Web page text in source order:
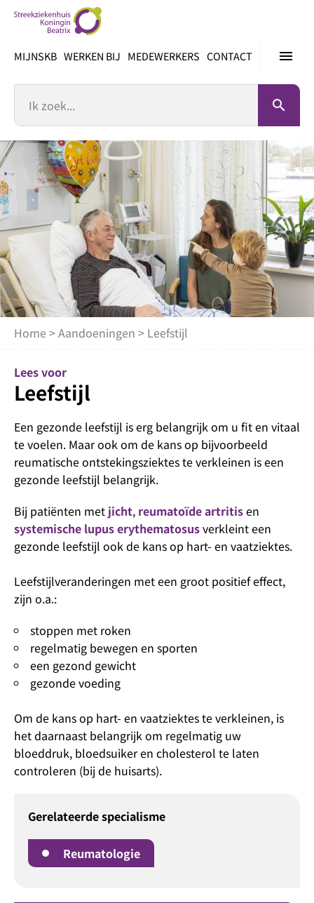
inhoud
menu
MIJNSKB WERKEN BIJ MEDEWERKERS CONTACT
search
Home >Aandoeningen > Leefstijl
Lees voor
Leefstijl
Een gezonde leefstijl is erg belangrijk om u fit en vitaal
te voelen. Maar ook om de kans op bijvoorbeeld
reumatische ontstekingsziektes te verkleinen is een
gezonde leefstijl belangrijk.
Bij patiënten met jicht, reumatoïde artritisen
systemische lupus erythematosusverkleint een
gezonde leefstijl ook de kans op hart- en vaatziektes.
Leefstijlveranderingen met een groot positief effect,
zijn o.a.:
stoppen met roken
regelmatig bewegen en sporten
een gezond gewicht
gezonde voeding
Om de kans op hart- en vaatziektes te verkleinen, is
het daarnaast belangrijk om regelmatig uw
bloeddruk, bloedsuiker en cholesterol te laten
controleren (bij de huisarts).
Gerelateerde specialisme
Reumatologie